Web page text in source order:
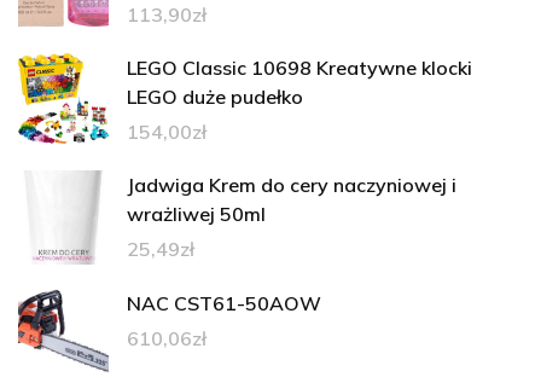
113,90zł
LEGO Classic 10698 Kreatywne klocki
LEGO duże pudełko
154,00zł
Jadwiga Krem do cery naczyniowej i
wrażliwej 50ml
25,49zł
NAC CST61-50AOW
610,06zł